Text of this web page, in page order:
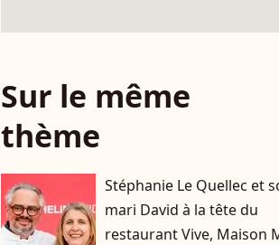
Sur le même
thème
Stéphanie Le Quellec et
mari David à la tête du
restaurant Vive, Maison